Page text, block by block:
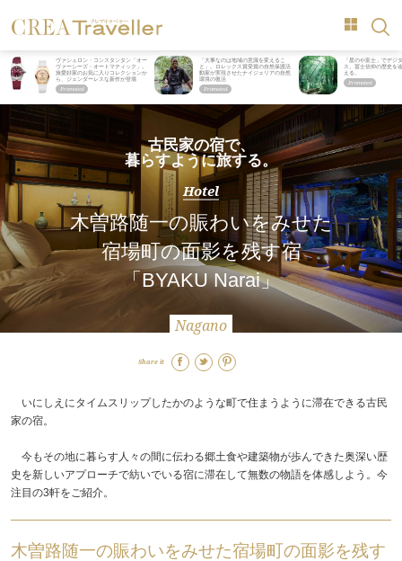
ヴァシュロン・コンスタンタン「オー
ヴァーシーズ・オートマティック」。
旅愛好家のお気に入りコレクションか
ら、ジェンダーレスな新作が登場
「大事なのは地域の意識を変えるこ
と」。ロレックス賞受賞の自然保護活
動家が実現させたナイジェリアの自然
環境の復活
「星のや富士」でデジ
ス。冨士信仰の歴史を
える。
古民家の宿で、
暮らすように旅する。
Hotel
木曽路随一の賑わいをみせた
宿場町の面影を残す宿
「BYAKU Narai」
Nagano
Share it
いにしえにタイムスリップしたかのような町で住まうように滞在できる古民
家の宿。
今もその地に暮らす人々の間に伝わる郷土食や建築物が歩んできた奥深い歴
史を新しいアプローチで紡いでいる宿に滞在して無数の物語を体感しよう。今
注目の3軒をご紹介。
木曽路随一の賑わいをみせた宿場町の面影を残す